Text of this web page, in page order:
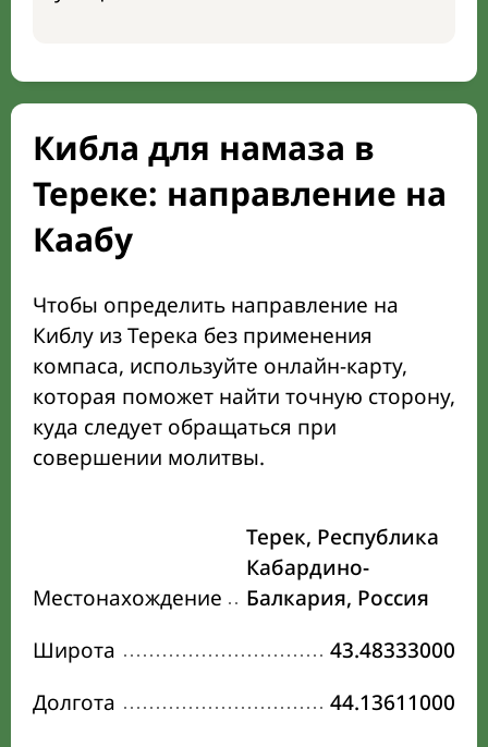
Кибла для намаза в
Тереке: направление на
Каабу
Чтобы определить направление на
Киблу из Терека без применения
компаса, используйте онлайн-карту,
которая поможет найти точную сторону,
куда следует обращаться при
совершении молитвы.
Местонахождение
Терек, Республика
Кабардино-
Балкария, Россия
Широта
43.48333000
Долгота
44.13611000